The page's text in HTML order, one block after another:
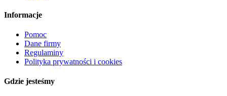
Informacje
Pomoc
Dane firmy
Regulaminy
Polityka prywatności i cookies
Gdzie jesteśmy